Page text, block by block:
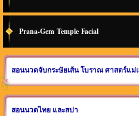
Prana-Gem Temple Facial
สอนนวดจับกระษัยเส้น โบราณ ศาสตร์แม่
สอนนวดไทย และสปา